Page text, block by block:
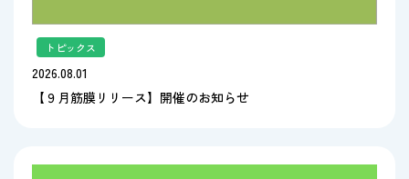
トピックス
2026.08.01
【９月筋膜リリース】開催のお知らせ